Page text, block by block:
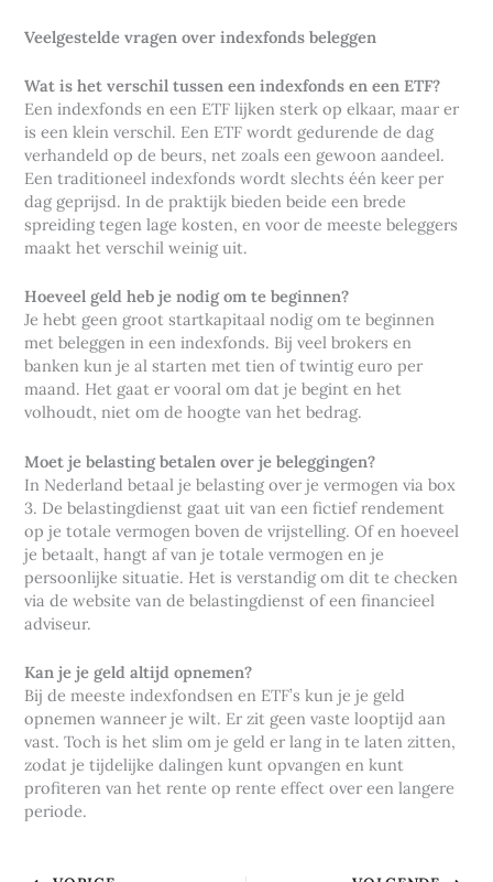
Veelgestelde vragen over indexfonds beleggen
Wat is het verschil tussen een indexfonds en een ETF?
Een indexfonds en een ETF lijken sterk op elkaar, maar er
is een klein verschil. Een ETF wordt gedurende de dag
verhandeld op de beurs, net zoals een gewoon aandeel.
Een traditioneel indexfonds wordt slechts één keer per
dag geprijsd. In de praktijk bieden beide een brede
spreiding tegen lage kosten, en voor de meeste beleggers
maakt het verschil weinig uit.
Hoeveel geld heb je nodig om te beginnen?
Je hebt geen groot startkapitaal nodig om te beginnen
met beleggen in een indexfonds. Bij veel brokers en
banken kun je al starten met tien of twintig euro per
maand. Het gaat er vooral om dat je begint en het
volhoudt, niet om de hoogte van het bedrag.
Moet je belasting betalen over je beleggingen?
In Nederland betaal je belasting over je vermogen via box
3. De belastingdienst gaat uit van een fictief rendement
op je totale vermogen boven de vrijstelling. Of en hoeveel
je betaalt, hangt af van je totale vermogen en je
persoonlijke situatie. Het is verstandig om dit te checken
via de website van de belastingdienst of een financieel
adviseur.
Kan je je geld altijd opnemen?
Bij de meeste indexfondsen en ETF’s kun je je geld
opnemen wanneer je wilt. Er zit geen vaste looptijd aan
vast. Toch is het slim om je geld er lang in te laten zitten,
zodat je tijdelijke dalingen kunt opvangen en kunt
profiteren van het rente op rente effect over een langere
periode.